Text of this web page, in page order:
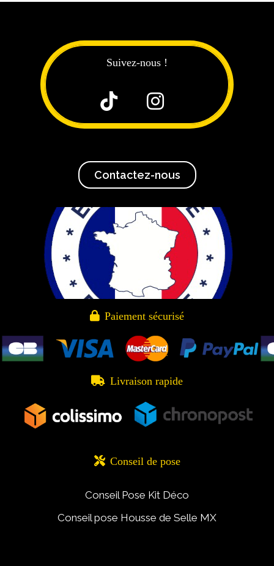
Suivez-nous !
 
Contactez-nous
 Paiement sécurisé
 Livraison rapide
 Conseil de pose
Conseil Pose Kit Déco
Conseil pose Housse de Selle MX